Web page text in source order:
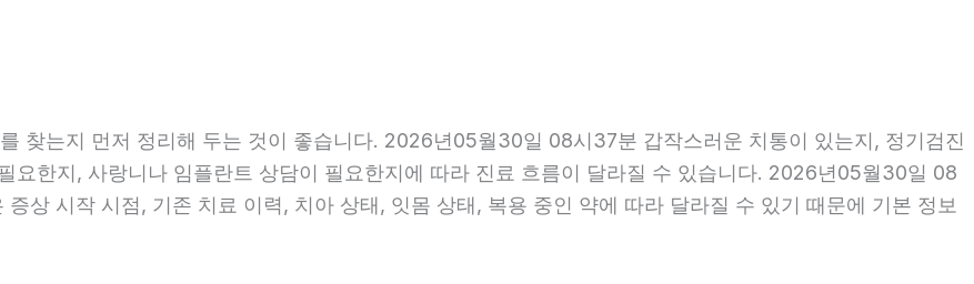
찾는지 먼저 정리해 두는 것이 좋습니다. 2026년05월30일 08시37분 갑작스러운 치통이 있는지, 정기검진
요한지, 사랑니나 임플란트 상담이 필요한지에 따라 진료 흐름이 달라질 수 있습니다. 2026년05월30일 08
상 시작 시점, 기존 치료 이력, 치아 상태, 잇몸 상태, 복용 중인 약에 따라 달라질 수 있기 때문에 기본 정보